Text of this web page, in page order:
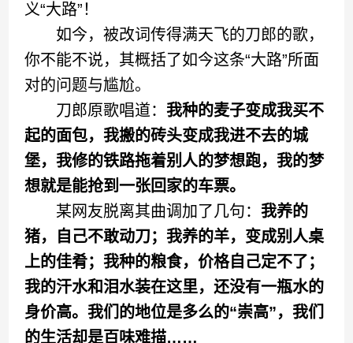
义“大路”！
如今，被改词传得满天飞的刀郎的歌，
你不能不说，其概括了如今这条“大路”所面
对的问题与尴尬。
刀郎原歌唱道：我种的麦子变成我买不
起的面包，我搬的砖头变成我进不去的城
堡，我修的铁路拖着别人的梦想跑，我的梦
想就是能抢到一张回家的车票。
某网友脱离其曲调加了几句：我养的
猪，自己不敢动刀；我养的羊，变成别人桌
上的佳肴；我种的粮食，价格自己定不了；
我的汗水和泪水装在这里，还没有一瓶水的
身价高。我们的地位是多么的“崇高”，我们
的生活却是百味难描……